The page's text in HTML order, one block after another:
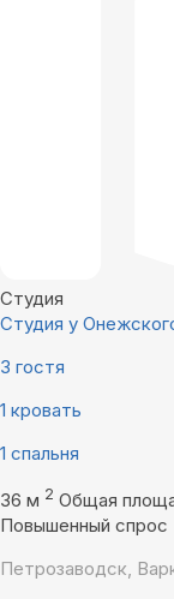
Студия
Студия у
3 гостя
1 кровать
1 спальня
36 м 2 Общая
Повышенный спрос
Петрозаводск,